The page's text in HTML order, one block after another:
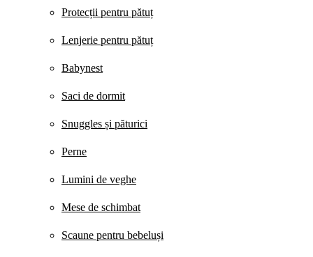
Protecții pentru pătuț
Lenjerie pentru pătuț
Babynest
Saci de dormit
Snuggles și păturici
Perne
Lumini de veghe
Mese de schimbat
Scaune pentru bebeluși